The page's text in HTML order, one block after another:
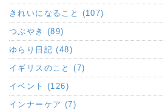
きれいになること (107)
つぶやき (89)
ゆらり日記 (48)
イギリスのこと (7)
イベント (126)
インナーケア (7)